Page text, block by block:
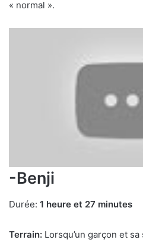
« normal ».
-Benji
Durée: 1 heure et 27 minutes
Terrain: Lorsqu’un garçon et